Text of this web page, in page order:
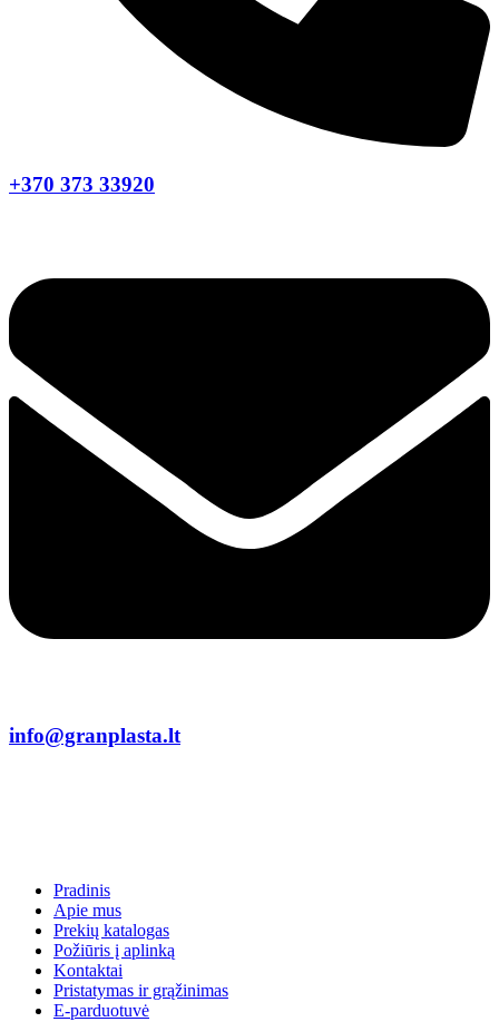
+370 373 33920
info@granplasta.lt
Pradinis
Apie mus
Prekių katalogas
Požiūris į aplinką
Kontaktai
Pristatymas ir grąžinimas
E-parduotuvė